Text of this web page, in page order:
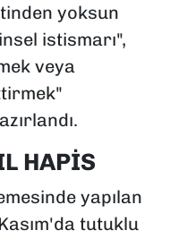
yoksun
istismarı",
veya
HAPİS
yapılan
tutuklu